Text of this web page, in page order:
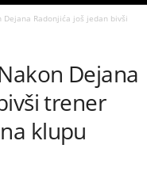
Dejana Radonjića još jedan bivši
Nakon Dejana
trener
klupu